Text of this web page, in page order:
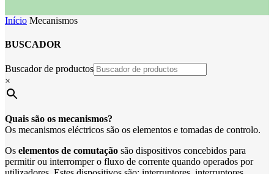
Início Mecanismos
BUSCADOR
Buscador de productos
×
Quais são os mecanismos?
Os mecanismos eléctricos são os elementos e tomadas de controlo.
Os elementos de comutação são dispositivos concebidos para
permitir ou interromper o fluxo de corrente quando operados por